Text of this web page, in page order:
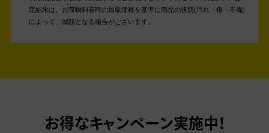
定結果は、お荷物到着時の買取価格を基準に商品の状態(汚れ・傷・不備)
によって、減額となる場合がございます。
お得なキャンペーン実施中！